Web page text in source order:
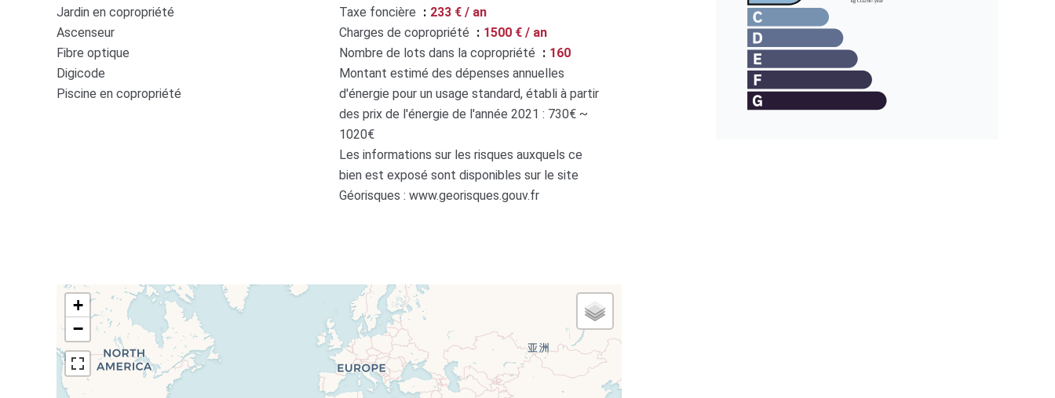
Jardin en copropriété
Ascenseur
Fibre optique
Digicode
Piscine en copropriété
Taxe foncière
233 € / an
Charges de copropriété
1500 € / an
Nombre de lots dans la copropriété
160
Montant estimé des dépenses annuelles
d'énergie pour un usage standard, établi à partir
des prix de l'énergie de l'année 2021 : 730€ ~
1020€
Les informations sur les risques auxquels ce
bien est exposé sont disponibles sur le site
Géorisques : www.georisques.gouv.fr
+
−